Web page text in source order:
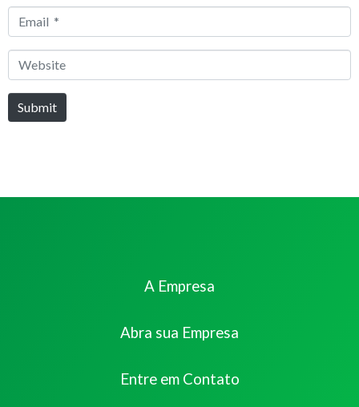
Email
Website
Submit
A Empresa
Abra sua Empresa
Entre em Contato